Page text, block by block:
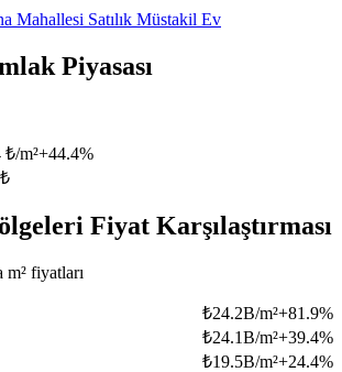
Mahallesi Satılık Müstakil Ev
Piyasası
₺/m²+44.4%
Fiyat Karşılaştırması
fiyatları
₺24.2B/m²+81.9%
₺24.1B/m²+39.4%
₺19.5B/m²+24.4%